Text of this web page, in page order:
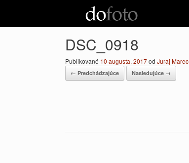
DSC_0918
Publikované 10 augusta, 2017od Juraj Marec
← Predchádzajúce Nasledujúce →